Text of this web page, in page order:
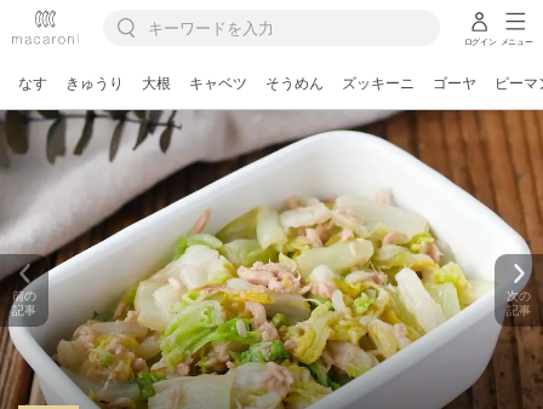
ログイン メニュー
なす きゅうり 大根 キャベツ そうめん ズッキーニ ゴーヤ ピーマ
前の
記事
次の
記事